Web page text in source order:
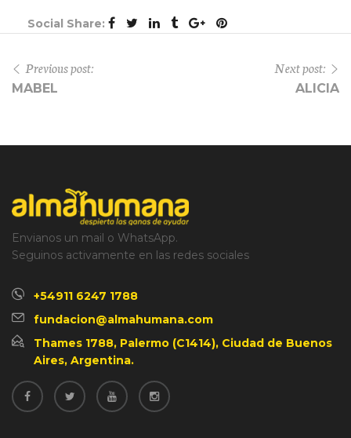
Social Share:
Previous post:
MABEL
Next post:
ALICIA
Envianos un mail o WhatsApp.
Seguinos activamente en las redes sociales
+54911 6247 1788
fundacion@almahumana.com
Thames 1788, Palermo (C1414), Ciudad de Buenos
Aires, Argentina.